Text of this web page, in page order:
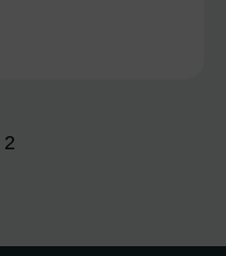
2